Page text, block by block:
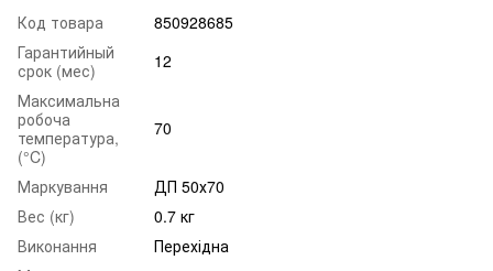
Код товара
850928685
Гарантийный
срок (мес)
12
Максимальна
робоча
температура,
(°C)
70
Маркування
ДП 50х70
Вес (кг)
0.7 кг
Виконання
Перехідна